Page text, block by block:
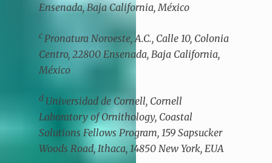
Ensenada, Baja California, México
c Pronatura Noroeste, A.C., Calle 10, Colonia
Centro, 22800 Ensenada, Baja California,
México
d Universidad de Cornell, Cornell
Laboratory of Ornithology, Coastal
Solutions Fellows Program, 159 Sapsucker
Woods Road, Ithaca, 14850 New York, EUA